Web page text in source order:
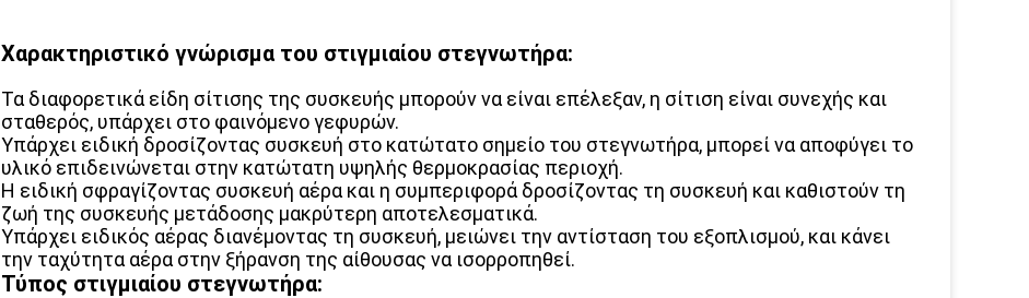
Χαρακτηριστικό γνώρισμα του στιγμιαίου στεγνωτήρα:
Τα διαφορετικά είδη σίτισης της συσκευής μπορούν να είναι επέλεξαν, η σίτιση είναι συνεχής και
σταθερός, υπάρχει στο φαινόμενο γεφυρών.
Υπάρχει ειδική δροσίζοντας συσκευή στο κατώτατο σημείο του στεγνωτήρα, μπορεί να αποφύγει το
υλικό επιδεινώνεται στην κατώτατη υψηλής θερμοκρασίας περιοχή.
Η ειδική σφραγίζοντας συσκευή αέρα και η συμπεριφορά δροσίζοντας τη συσκευή και καθιστούν τη
ζωή της συσκευής μετάδοσης μακρύτερη αποτελεσματικά.
Υπάρχει ειδικός αέρας διανέμοντας τη συσκευή, μειώνει την αντίσταση του εξοπλισμού, και κάνει
την ταχύτητα αέρα στην ξήρανση της αίθουσας να ισορροπηθεί.
Τύπος στιγμιαίου στεγνωτήρα: